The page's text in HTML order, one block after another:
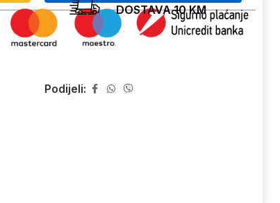
DOSTAVA 10 KM
Podijeli: